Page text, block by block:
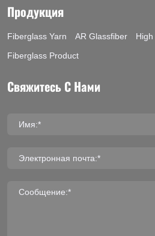
Продукция
Fiberglass Yarn AR Glassfiber
Fiberglass Product
Свяжитесь С Нами
Имя:*
Электронная почта:*
Сообщение:*